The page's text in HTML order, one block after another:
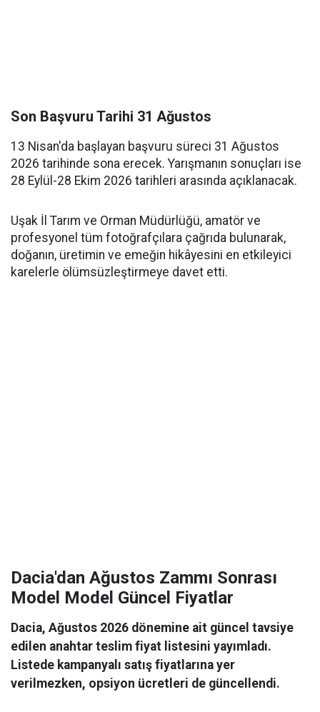
Son Başvuru Tarihi 31 Ağustos
13 Nisan'da başlayan başvuru süreci 31 Ağustos
2026 tarihinde sona erecek. Yarışmanın sonuçları ise
28 Eylül-28 Ekim 2026 tarihleri arasında açıklanacak.
Uşak İl Tarım ve Orman Müdürlüğü, amatör ve
profesyonel tüm fotoğrafçılara çağrıda bulunarak,
doğanın, üretimin ve emeğin hikâyesini en etkileyici
karelerle ölümsüzleştirmeye davet etti.
Dacia'dan Ağustos Zammı Sonrası
Model Model Güncel Fiyatlar
Dacia, Ağustos 2026 dönemine ait güncel tavsiye
edilen anahtar teslim fiyat listesini yayımladı.
Listede kampanyalı satış fiyatlarına yer
verilmezken, opsiyon ücretleri de güncellendi.